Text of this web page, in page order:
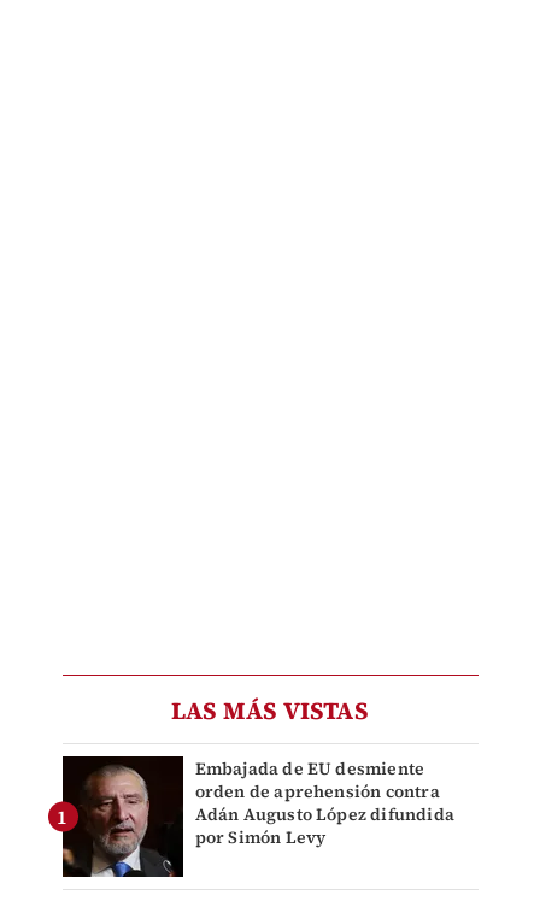
LAS MÁS VISTAS
Embajada de EU desmiente
orden de aprehensión contra
Adán Augusto López difundida
por Simón Levy